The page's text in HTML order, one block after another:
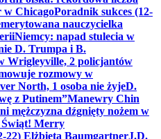
w ChicagoPoradnik sukces (12-
nauczycielka
Niemcy: napad stulecia w
D. Trumpa i B.
Wrigleyville, 2 policjantów
rozmowy w
North, 1 osoba nie żyjeD.
z Putinem”Manewry Chin
mężczyzna dźgnięty nożem w
Świąt! Merry
22) Elżbieta BaumgartnerJ.D.